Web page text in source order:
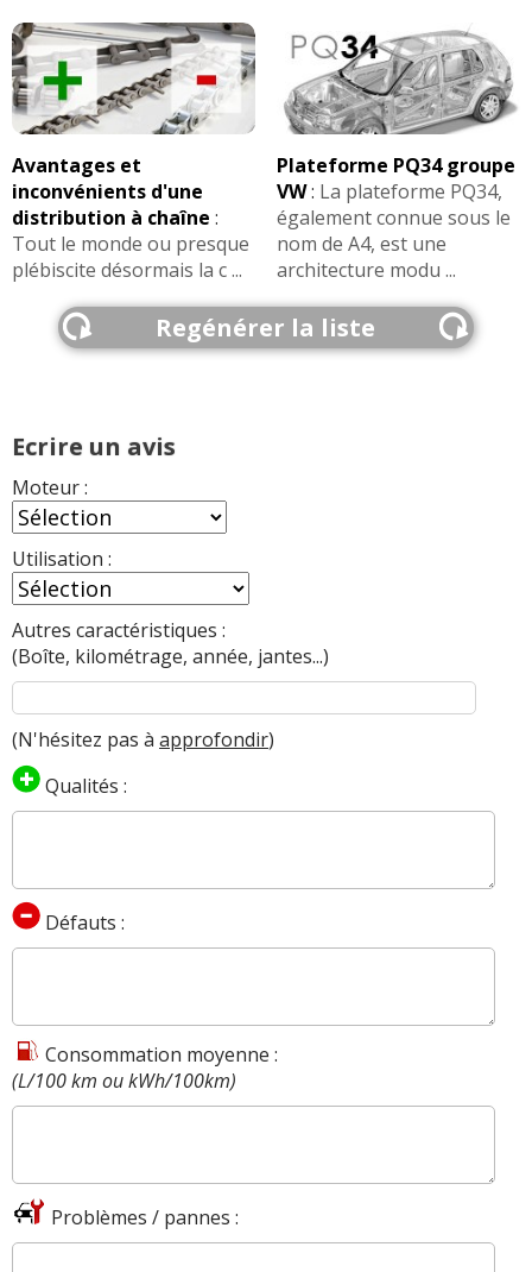
Avantages et
inconvénients d'une
distribution à chaîne :
Tout le monde ou presque
plébiscite désormais la c ...
Plateforme PQ34 groupe
VW: La plateforme PQ34,
également connue sous le
nom de A4, est une
architecture modu ...
Regénérer la liste
Ecrire un avis
Moteur :
Utilisation :
Autres caractéristiques :
(Boîte, kilométrage, année, jantes...)
(N'hésitez pas à approfondir)
Qualités :
Défauts :
Consommation moyenne :
(L/100 km ou kWh/100km)
Problèmes / pannes :